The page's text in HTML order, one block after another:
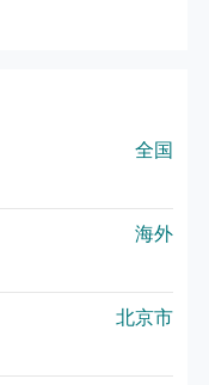
全国
海外
北京市